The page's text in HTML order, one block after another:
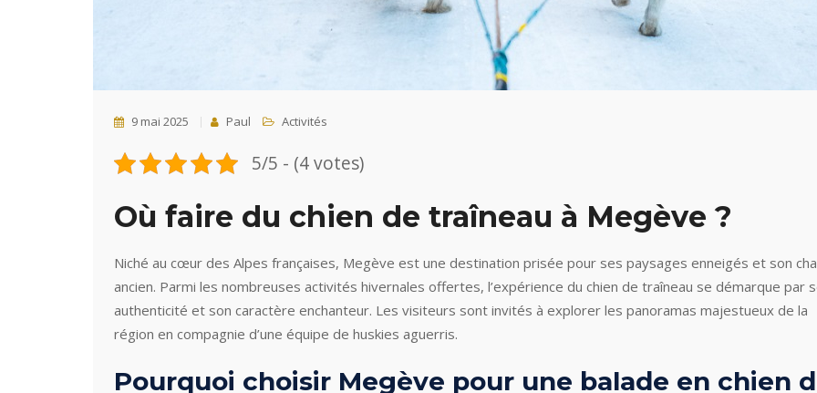
9 mai 2025 Paul Activités
5/5 - (4 votes)
Où faire du chien de traîneau à Megève ?
Niché au cœur des Alpes françaises, Megève est une destination prisée pour ses paysages enneigés et son
ancien. Parmi les nombreuses activités hivernales offertes, l’expérience du chien de traîneau se démarque par
authenticité et son caractère enchanteur. Les visiteurs sont invités à explorer les panoramas majestueux de la
région en compagnie d’une équipe de huskies aguerris.
Pourquoi choisir Megève pour une balade en chien